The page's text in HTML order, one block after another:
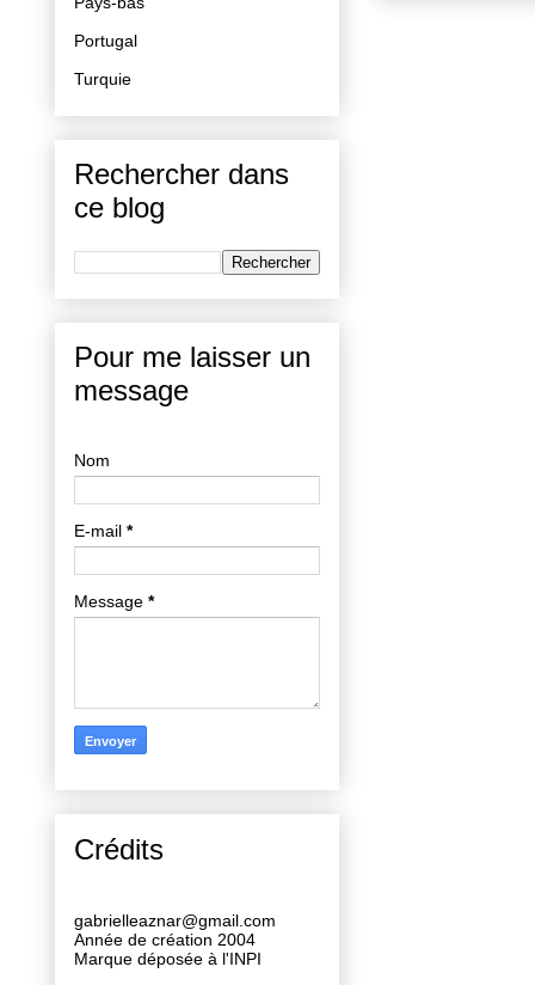
Portugal
Turquie
Rechercher dans
ce blog
Pour me laisser un
message
Nom
E-mail *
Message *
Crédits
gabrielleaznar@gmail.com
Année de création 2004
Marque déposée à l'INPI